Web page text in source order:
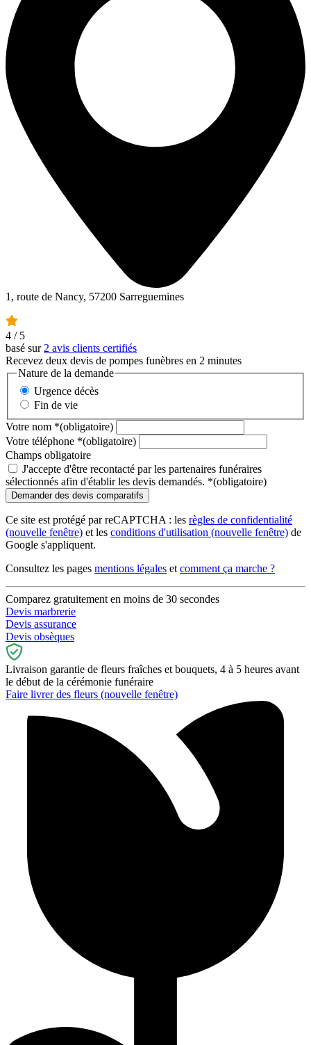
1, route de Nancy, 57200 Sarreguemines
4 / 5
basé sur 2 avis clients certifiés
Recevez deux devis de pompes funèbres en 2 minutes
Nature de la demande
Urgence décès
Fin de vie
Votre nom *(obligatoire)
Votre téléphone *(obligatoire)
Champs obligatoire
J'accepte d'être recontacté par les partenaires funéraires
sélectionnés afin d'établir les devis demandés. *(obligatoire)
Ce site est protégé par reCAPTCHA : les règles de confidentialité
(nouvelle fenêtre) et les conditions d'utilisation (nouvelle fenêtre) de
Google s'appliquent.
Consultez les pages mentions légales et comment ça marche ?
Comparez gratuitement en moins de 30 secondes
Devis marbrerie
Devis assurance
Devis obsèques
Livraison garantie de fleurs fraîches et bouquets, 4 à 5 heures avant
le début de la cérémonie funéraire
Faire livrer des fleurs (nouvelle fenêtre)